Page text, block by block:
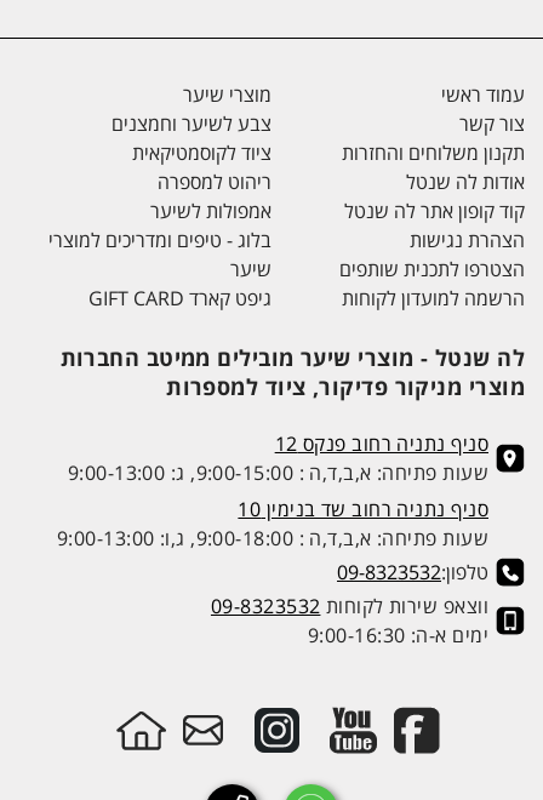
עמוד ראשי
צור קשר
תקנון משלוחים והחזרות
אודות לה שנטל
קוד קופון אתר לה שנטל
הצהרת נגישות
הצטרפו לתכנית שותפים
הרשמה למועדון לקוחות
מוצרי שיער
צבע לשיער וחמצנים
ציוד לקוסמטיקאית
ריהוט למספרה
אמפולות לשיער
בלוג - טיפים ומדריכים למוצרי
שיער
גיפט קארד GIFT CARD
לה שנטל - מוצרי שיער מובילים ממיטב החברות
מוצרי מניקור פדיקור, ציוד למספרות
סניף נתניה רחוב פנקס 12
שעות פתיחה: א,ב,ד,ה : 9:00-15:00, ג: 9:00-13:00
סניף נתניה רחוב שד בנימין 10
שעות פתיחה: א,ב,ד,ה : 9:00-18:00, ג,ו: 9:00-13:00
טלפון:09-8323532
ווצאפ שירות לקוחות 09-8323532
ימים א-ה: 9:00-16:30